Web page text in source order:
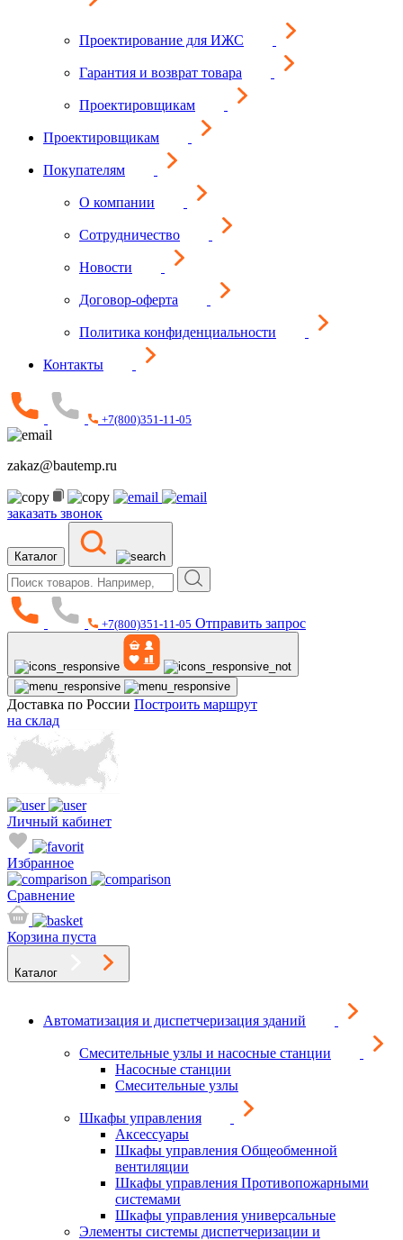
Проектирование для ИЖС
Гарантия и возврат товара
Проектировщикам
Проектировщикам
Покупателям
О компании
Сотрудничество
Новости
Договор-оферта
Политика конфиденциальности
Контакты
+7(800)351-11-05
zakaz@bautemp.ru
заказать звонок
Каталог
+7(800)351-11-05 Отправить запрос
Доставка по России Построить маршрут
на склад
Личный кабинет
Избранное
Сравнение
Корзина пуста
Каталог
Автоматизация и диспетчеризация зданий
Смесительные узлы и насосные станции
Насосные станции
Смесительные узлы
Шкафы управления
Аксессуары
Шкафы управления Общеобменной
вентиляции
Шкафы управления Противопожарными
системами
Шкафы управления универсальные
Элементы системы диспетчеризации и